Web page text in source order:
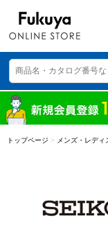
トップページ > メンズ・レディ